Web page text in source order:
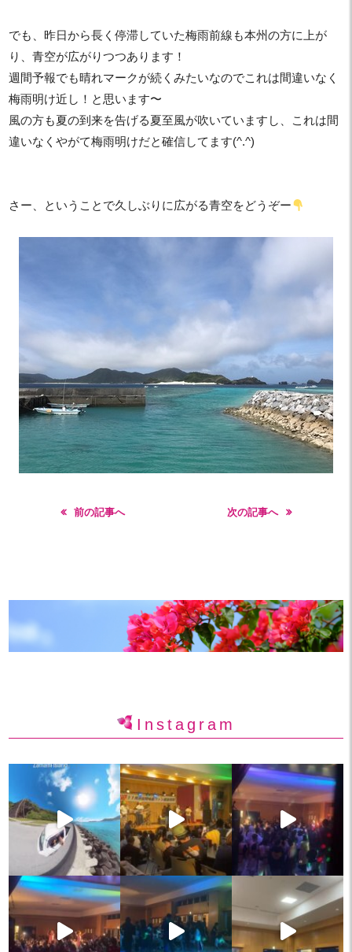
でも、昨日から長く停滞していた梅雨前線も本州の方に上が
り、青空が広がりつつあります！
週間予報でも晴れマークが続くみたいなのでこれは間違いなく
梅雨明け近し！と思います〜
風の方も夏の到来を告げる夏至風が吹いていますし、これは間
違いなくやがて梅雨明けだと確信してます(^.^)
さー、ということで久しぶりに広がる青空をどうぞー
前の記事へ 次の記事へ
Instagram